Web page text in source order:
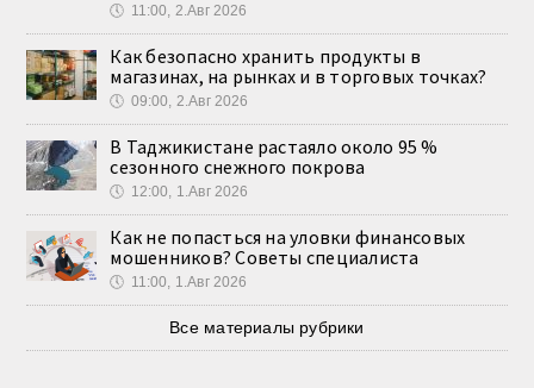
🕔 11:00, 2.Авг 2026
Как безопасно хранить продукты в
магазинах, на рынках и в торговых точках?
🕔 09:00, 2.Авг 2026
В Таджикистане растаяло около 95 %
сезонного снежного покрова
🕔 12:00, 1.Авг 2026
Как не попасться на уловки финансовых
мошенников? Советы специалиста
🕔 11:00, 1.Авг 2026
Все материалы рубрики